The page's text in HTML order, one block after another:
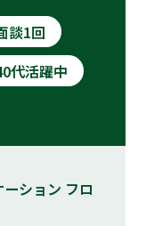
談1回
代活躍中
ーション フロ